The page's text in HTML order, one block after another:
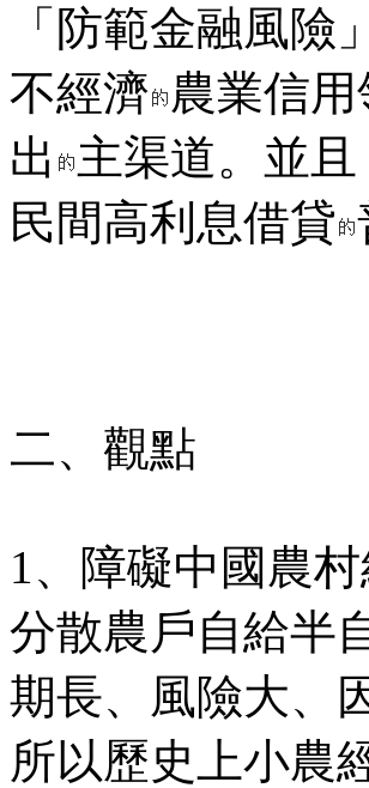
「防範金融風
不經濟 農業信
出
主渠道。並
民間高利息借貸
二、觀點
1、障礙中國農
分散農戶自給半
期長、風險大、
所以歷史上小農